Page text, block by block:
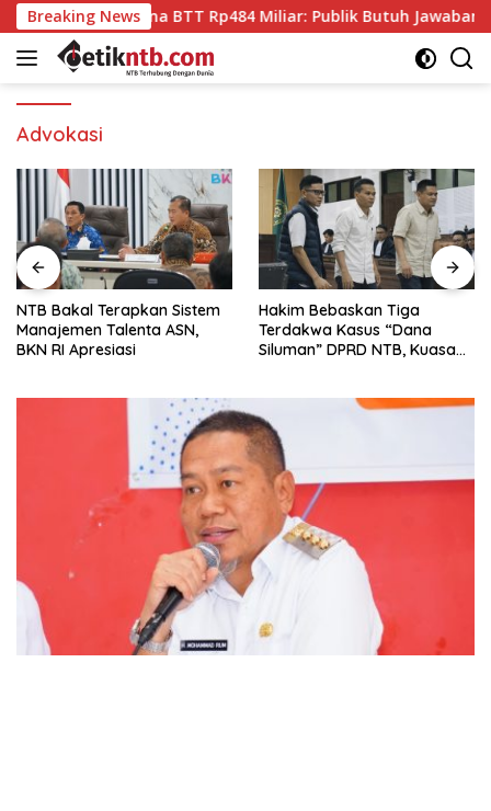
Langsung
ke
konten
Breaking News
Audit Dana BTT Rp484 Miliar: Publik Butuh Jawaban,
Advokasi
NTB Bakal Terapkan Sistem
Manajemen Talenta ASN,
BKN RI Apresiasi
Hakim Bebaskan Tiga
Terdakwa Kasus “Dana
Siluman” DPRD NTB, Kuasa